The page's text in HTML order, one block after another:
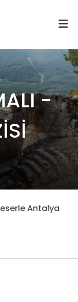
-
Antalya